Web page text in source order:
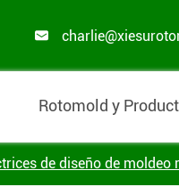

Rotomold y
de diseño de moldeo